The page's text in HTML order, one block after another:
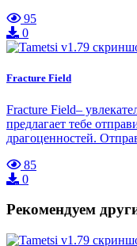
95
0
Fracture Field
Fracture Field–
предлагает тебе
драгоценностей.
85
0
Рекомендуем